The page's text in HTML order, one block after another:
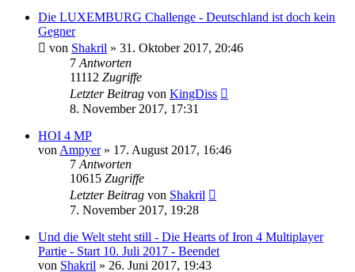
Die LUXEMBURG Challenge - Deutschland ist doch kein
Gegner
von Shakril » 31. Oktober 2017, 20:46
7 Antworten
11112 Zugriffe
Letzter Beitrag von KingDiss
8. November 2017, 17:31
HOI 4 MP
von Ampyer» 17. August 2017, 16:46
7 Antworten
10615 Zugriffe
Letzter Beitrag von Shakril
7. November 2017, 19:28
Und die Welt steht still - Die Hearts of Iron 4 Multiplayer
Partie - Start 10. Juli 2017 - Beendet
von Shakril » 26. Juni 2017, 19:43